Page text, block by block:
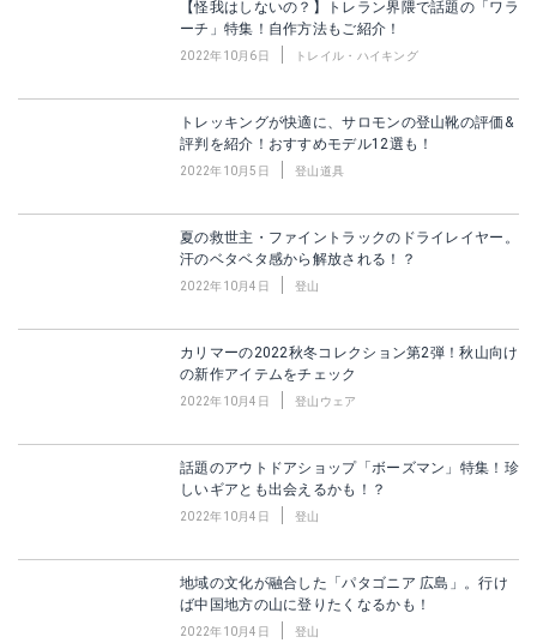
【怪我はしないの？】トレラン界隈で話題の「ワラ
ーチ」特集！自作方法もご紹介！
2022年10月6日 トレイル・ハイキング
トレッキングが快適に、サロモンの登山靴の評価&
評判を紹介！おすすめモデル12選も！
2022年10月5日 登山道具
夏の救世主・ファイントラックのドライレイヤー。
汗のベタベタ感から解放される！？
2022年10月4日 登山
カリマーの2022秋冬コレクション第2弾！秋山向け
の新作アイテムをチェック
2022年10月4日 登山ウェア
話題のアウトドアショップ「ボーズマン」特集！珍
しいギアとも出会えるかも！？
2022年10月4日 登山
地域の文化が融合した「パタゴニア 広島」。行け
ば中国地方の山に登りたくなるかも！
2022年10月4日 登山